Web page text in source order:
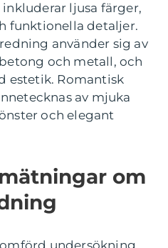
ljusa färger,
funktionella detaljer.
använder sig av
och metall, och
estetik. Romantisk
av mjuka
och elegant
om
undersökning,